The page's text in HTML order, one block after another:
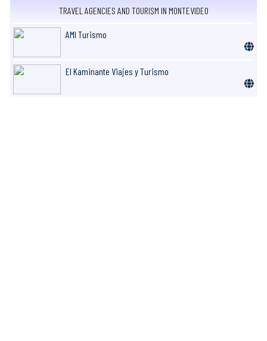
TRAVEL AGENCIES AND TOURISM IN MONTEVIDEO
AMI Turismo
El Kaminante Viajes y Turismo